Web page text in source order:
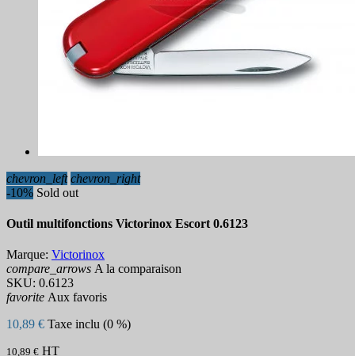
chevron_left chevron_right
-10% Sold out
Outil multifonctions Victorinox Escort 0.6123
Marque: Victorinox
compare_arrows A la comparaison
SKU: 0.6123
favorite Aux favoris
10,89 € Taxe inclu (0 %)
10,89 € HT